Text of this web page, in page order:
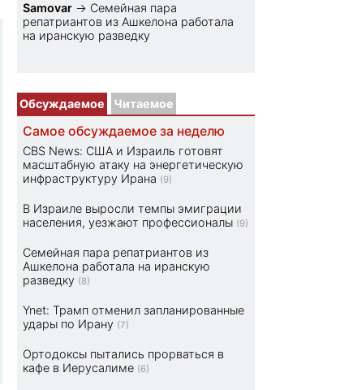
Samovar → Семейная пара
репатриантов из Ашкелона работала
на иранскую разведку
Обсуждаемое Читаемое
Самое обсуждаемое за неделю
CBS News: США и Израиль готовят
масштабную атаку на энергетическую
инфраструктуру Ирана (9)
В Израиле выросли темпы эмиграции
населения, уезжают профессионалы (9)
Семейная пара репатриантов из
Ашкелона работала на иранскую
разведку (8)
Ynet: Трамп отменил запланированные
удары по Ирану (7)
Ортодоксы пытались прорваться в
кафе в Иерусалиме (6)